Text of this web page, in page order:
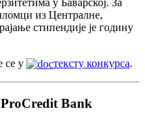
у Баварској. За
из Централне,
стипендије је годину
се у
тексту конкурса.
Bank